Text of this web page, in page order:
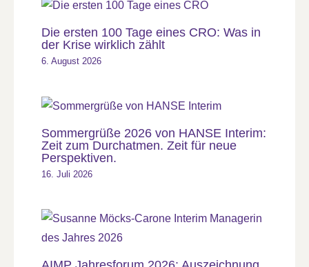
Die ersten 100 Tage eines CRO: Was in
der Krise wirklich zählt
6. August 2026
Sommergrüße 2026 von HANSE Interim:
Zeit zum Durchatmen. Zeit für neue
Perspektiven.
16. Juli 2026